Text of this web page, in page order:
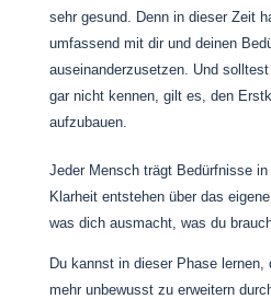
sehr gesund. Denn in dieser Zeit
umfassend mit dir und deinen
auseinanderzusetzen. Und
gar nicht kennen, gilt es, den
aufzubauen.
Jeder Mensch trägt Bedürfnisse
Klarheit entstehen über das
was dich ausmacht, was du
Du kannst in dieser Phase
mehr unbewusst zu erweitern